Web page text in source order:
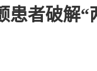
患者破解“